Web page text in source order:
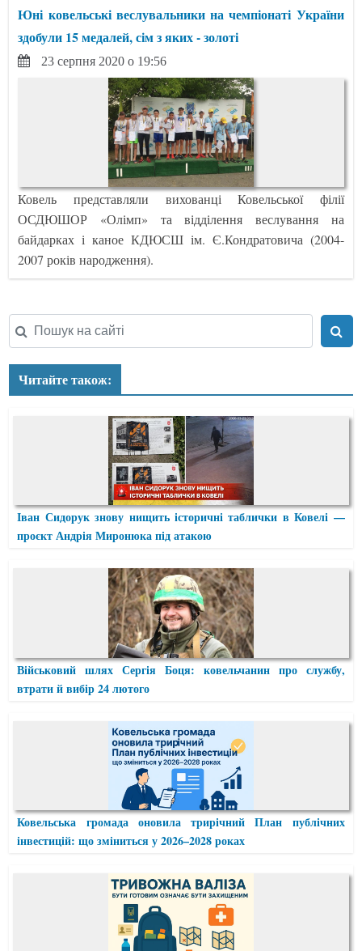
Юні ковельські веслувальники на чемпіонаті України
здобули 15 медалей, сім з яких - золоті
23 серпня 2020 о 19:56
Ковель представляли вихованці Ковельської філії
ОСДЮШОР «Олімп» та відділення веслування на
байдарках і каное КДЮСШ ім. Є.Кондратовича (2004-
2007 років народження).
Читайте також:
Іван Сидорук знову нищить історичні таблички в Ковелі —
проєкт Андрія Миронюка під атакою
Військовий шлях Сергія Боця: ковельчанин про службу,
втрати й вибір 24 лютого
Ковельська громада оновила трирічний План публічних
інвестицій: що зміниться у 2026–2028 роках